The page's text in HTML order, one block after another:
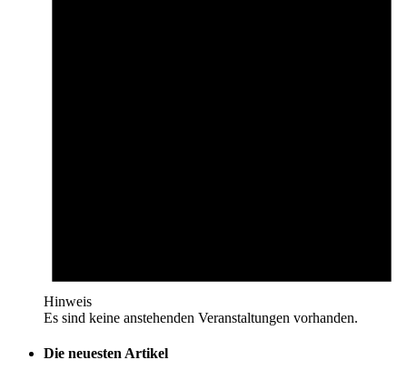
Hinweis
Es sind keine anstehenden Veranstaltungen vorhanden.
Die neuesten Artikel